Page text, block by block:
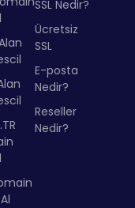
SSL Nedir?
Ücretsiz
SSL
E-posta
Nedir?
Reseller
Nedir?